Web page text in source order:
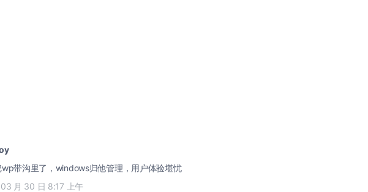
带沟里了，windows归他管理，用户体验堪忧
月 30 日 8:17 上午